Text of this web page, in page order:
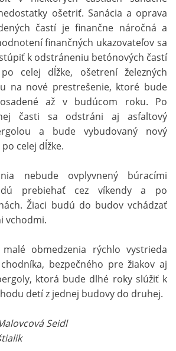
ošetriť. Sanácia a oprava
častí je finančne náročná a
finančných ukazovateľov sa
k odstráneniu betónových častí
celej dĺžke, ošetrení železných
na nové prestrešenie, ktoré bude
až v budúcom roku. Po
časti sa odstráni aj asfaltový
a bude vybudovaný nový
celej dĺžke.
nebude ovplyvnený búracími
prebiehať cez víkendy a po
Žiaci budú do budov vchádzať
vchodmi.
obmedzenia rýchlo vystrieda
bezpečného pre žiakov aj
ktorá bude dlhé roky slúžiť k
detí z jednej budovy do druhej.
Seidl